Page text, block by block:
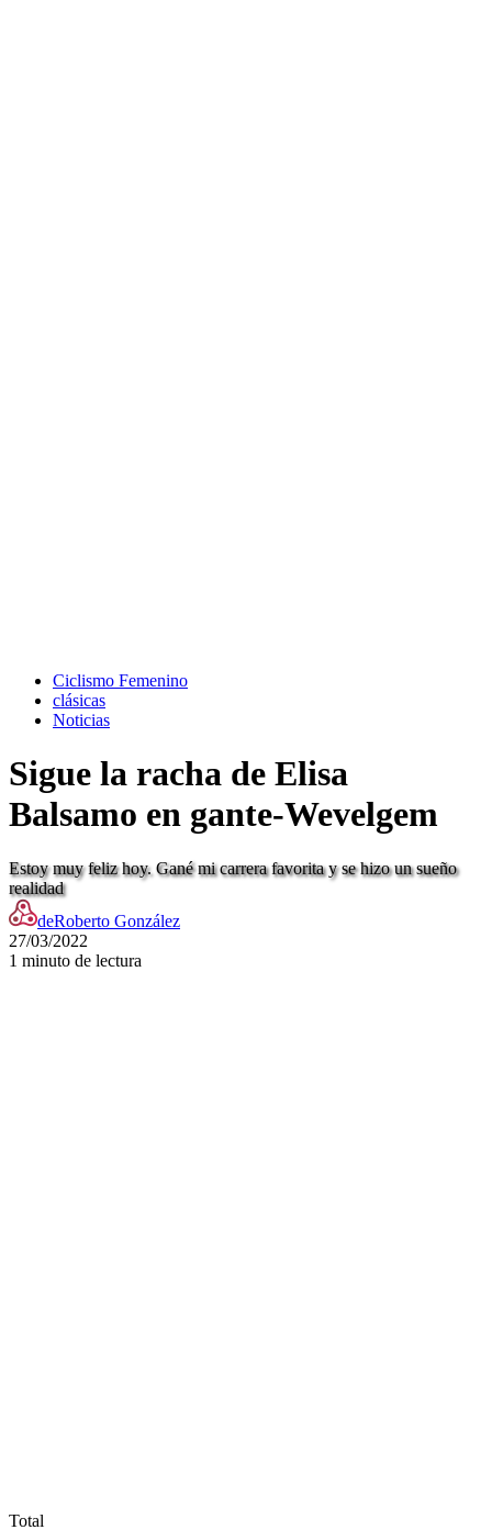
Ciclismo Femenino
clásicas
Noticias
Sigue la racha de Elisa
Balsamo en gante-Wevelgem
Estoy muy feliz hoy. Gané mi carrera favorita y se hizo un sueño
realidad
deRoberto González
27/03/2022
1 minuto de lectura
Total